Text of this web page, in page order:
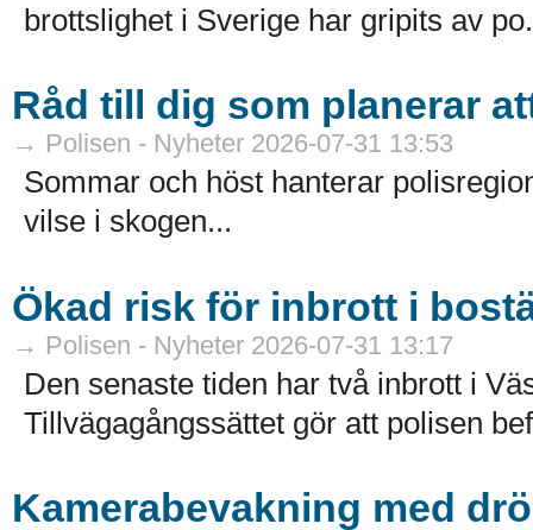
brottslighet i Sverige har gripits av
Råd till dig som planerar
→ Polisen - Nyheter 2026-07-31 13:53
Sommar och höst hanterar
vilse i skogen...
Ökad risk för inbrott i
→ Polisen - Nyheter 2026-07-31 13:17
Den senaste tiden har två inbrott i
Tillvägagångssättet gör att polisen
Kamerabevakning med